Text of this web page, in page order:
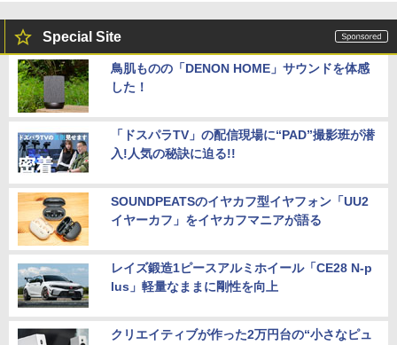
Special Site
鳥肌ものの「DENON HOME」サウンドを体感
した！
「ドスパラTV」の配信現場に“PAD”撮影班が潜
入!人気の秘訣に迫る!!
SOUNDPEATSのイヤカフ型イヤフォン「UU2
イヤーカフ」をイヤカフマニアが語る
レイズ鍛造1ピースアルミホイール「CE28 N-p
lus」軽量なままに剛性を向上
クリエイティブが作った2万円台の“小さなピュ